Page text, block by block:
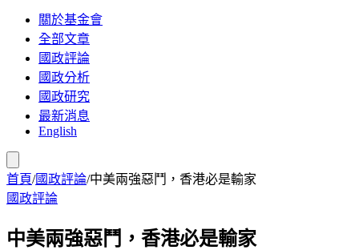
關於基金會
全部文章
國政評論
國政分析
國政研究
最新消息
English
首頁/國政評論/中美兩強惡鬥，香港必是輸家
國政評論
中美兩強惡鬥，香港必是輸家